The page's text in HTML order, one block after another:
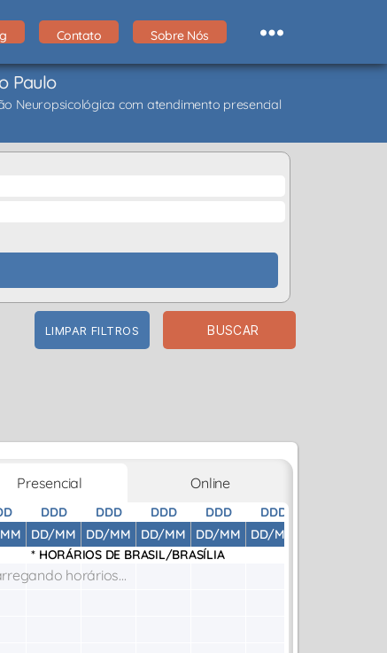
Contato Sobre Nós
Paulo
Neuropsicológica com atendimento presencial
LIMPAR FILTROS BUSCAR
Presencial Online
DDD
DD/MM
DDD
DD/MM
DDD
DD/MM
DDD
DD/MM
DDD
DD/MM
* HORÁRIOS DE BRASIL/BRASÍLIA
horários...